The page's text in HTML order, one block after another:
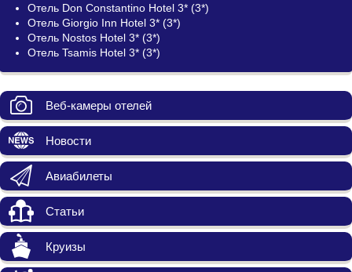
Отель Don Constantino Hotel 3* (3*)
Отель Giorgio Inn Hotel 3* (3*)
Отель Nostos Hotel 3* (3*)
Отель Tsamis Hotel 3* (3*)
Веб-камеры отелей
Новости
Авиабилеты
Статьи
Круизы